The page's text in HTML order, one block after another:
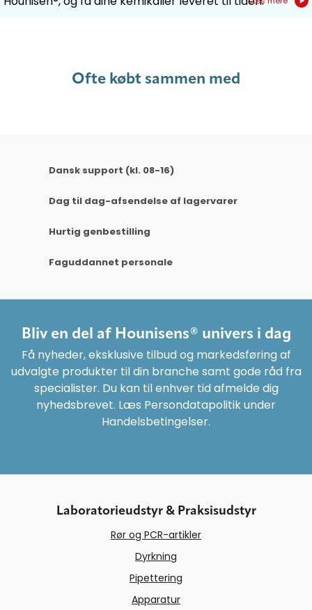
Ofte købt sammen med
Dansk support (kl. 08-16)
Dag til dag-afsendelse af lagervarer
Hurtig genbestilling
Faguddannet personale
Bliv en del af Hounisens® univers i dag
Få nyheder, eksklusive tilbud og markedsføring af
udvalgte produkter til din branche samt gode råd fra
specialister. Du kan til enhver tid afmelde dig
nyhedsbrevet. Læs Persondatapolitik under
Handelsbetingelser.
Laboratorieudstyr & Praksisudstyr
Rør og PCR-artikler
Dyrkning
Pipettering
Apparatur